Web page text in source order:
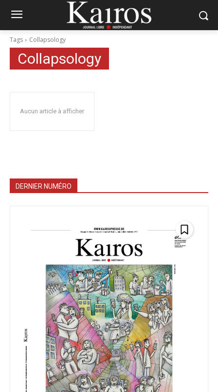
Tags Collapsology
Collapsology
Aucun article à afficher
DERNIER NUMÉRO